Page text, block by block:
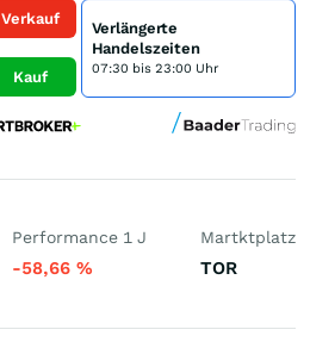
Verkauf
Kauf
Verlängerte
Handelszeiten
07:30 bis 23:00 Uhr
Performance 1 J
-58,66 %
Martktplatz
TOR